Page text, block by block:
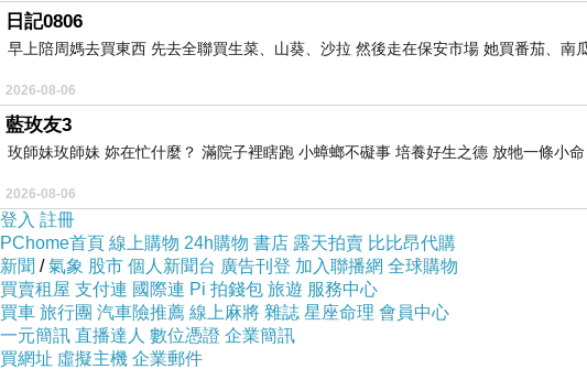
日記0806
早上陪周媽去買東西 先去全聯買生菜、山葵、沙拉 然後走在保安市場 她買番茄、南
2026-08-06
藍玫友3
玫師妹玫師妹 妳在忙什麼？ 滿院子裡瞎跑 小蟑螂不礙事 培養好生之德 放牠一條小
2026-08-06
登入 註冊
PChome首頁 線上購物 24h購物 書店 露天拍賣 比比昂代購
新聞 /氣象 股市 個人新聞台 廣告刊登 加入聯播網 全球購物
買賣租屋 支付連 國際連 Pi 拍錢包 旅遊 服務中心
買車 旅行團 汽車險推薦 線上麻將 雜誌 星座命理 會員中心
一元簡訊 直播達人 數位憑證 企業簡訊
買網址 虛擬主機 企業郵件